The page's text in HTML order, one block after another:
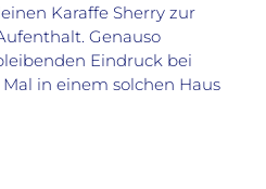
Karaffe Sherry zur
Genauso
Eindruck bei
in einem solchen Haus